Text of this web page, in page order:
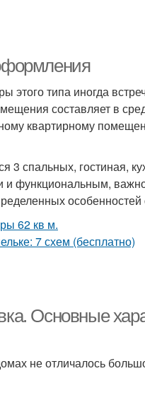
этого типа иногда
составляет в
квартирному
спальных, гостиная,
функциональным,
Основные
не отличалось